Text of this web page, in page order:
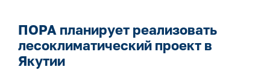
ПОРА планирует реализовать
лесоклиматический проект в
Якутии